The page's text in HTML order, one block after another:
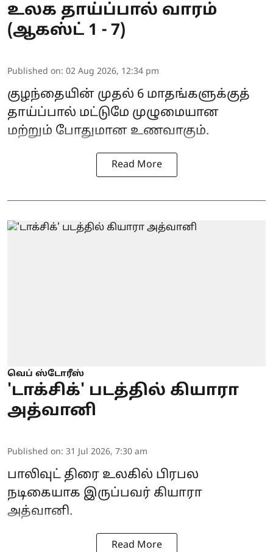
உலக தாய்ப்பால் வாரம்
(ஆகஸ்ட் 1 - 7)
Published on: 02 Aug 2026, 12:34 pm
குழந்தையின் முதல் 6 மாதங்களுக்குத்
தாய்ப்பால் மட்டுமே முழுமையான
மற்றும் போதுமான உணவாகும்.
Read More
வெப் ஸ்டோரீஸ்
'டாக்சிக்' படத்தில் கியாரா
அத்வானி
Published on: 31 Jul 2026, 7:30 am
பாலிவுட் திரை உலகில் பிரபல
நடிகையாக இருப்பவர் கியாரா
அத்வானி.
Read More